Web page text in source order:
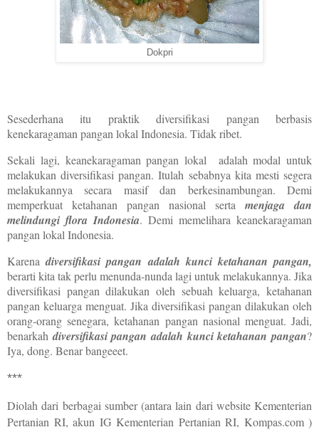
Dokpri
Sesederhana itu praktik diversifikasi pangan berbasis
kenekaragaman pangan lokal Indonesia. Tidak ribet.
Sekali lagi, keanekaragaman pangan lokal
adalah modal untuk
melakukan diversifikasi pangan. Itulah sebabnya kita mesti segera
melakukannya secara masif dan berkesinambungan. Demi
memperkuat ketahanan pangan nasional serta menjaga dan
melindungi flora Indonesia. Demi memelihara keanekaragaman
pangan lokal Indonesia.
Karenadiversifikasi pangan adalah kunci ketahanan pangan,
berarti kita tak perlu menunda-nunda lagi untuk melakukannya. Jika
diversifikasi pangan dilakukan oleh sebuah keluarga, ketahanan
pangan keluarga menguat. Jika diversifikasi pangan dilakukan oleh
orang-orang senegara, ketahanan pangan nasional menguat. Jadi,
benarkahdiversifikasi pangan adalah kunci ketahanan pangan?
Iya, dong. Benar bangeeet.
***
Diolah dari berbagai sumber (antara lain dari website Kementerian
Pertanian RI, akun IG Kementerian Pertanian RI, Kompas.com )